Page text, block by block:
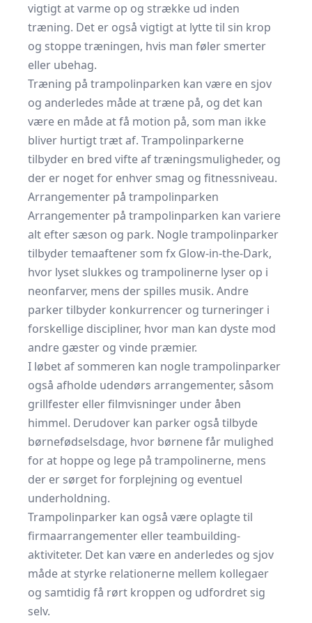
vigtigt at varme op og strække ud inden
træning. Det er også vigtigt at lytte til sin krop
og stoppe træningen, hvis man føler smerter
eller ubehag.
Træning på trampolinparken kan være en sjov
og anderledes måde at træne på, og det kan
være en måde at få motion på, som man ikke
bliver hurtigt træt af. Trampolinparkerne
tilbyder en bred vifte af træningsmuligheder, og
der er noget for enhver smag og fitnessniveau.
Arrangementer på trampolinparken
Arrangementer på trampolinparken kan variere
alt efter sæson og park. Nogle trampolinparker
tilbyder temaaftener som fx Glow-in-the-Dark,
hvor lyset slukkes og trampolinerne lyser op i
neonfarver, mens der spilles musik. Andre
parker tilbyder konkurrencer og turneringer i
forskellige discipliner, hvor man kan dyste mod
andre gæster og vinde præmier.
I løbet af sommeren kan nogle trampolinparker
også afholde udendørs arrangementer, såsom
grillfester eller filmvisninger under åben
himmel. Derudover kan parker også tilbyde
børnefødselsdage, hvor børnene får mulighed
for at hoppe og lege på trampolinerne, mens
der er sørget for forplejning og eventuel
underholdning.
Trampolinparker kan også være oplagte til
firmaarrangementer eller teambuilding-
aktiviteter. Det kan være en anderledes og sjov
måde at styrke relationerne mellem kollegaer
og samtidig få rørt kroppen og udfordret sig
selv.